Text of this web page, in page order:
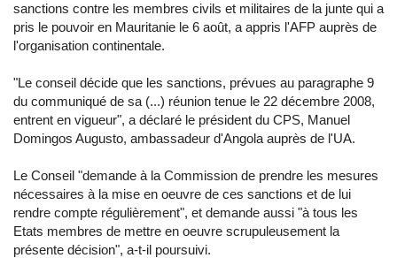
sanctions contre les membres civils et militaires de la junte qui a
pris le pouvoir en Mauritanie le 6 août, a appris l'AFP auprès de
l'organisation continentale.
"Le conseil décide que les sanctions, prévues au paragraphe 9
du communiqué de sa (...) réunion tenue le 22 décembre 2008,
entrent en vigueur", a déclaré le président du CPS, Manuel
Domingos Augusto, ambassadeur d'Angola auprès de l'UA.
Le Conseil "demande à la Commission de prendre les mesures
nécessaires à la mise en oeuvre de ces sanctions et de lui
rendre compte régulièrement", et demande aussi "à tous les
Etats membres de mettre en oeuvre scrupuleusement la
présente décision", a-t-il poursuivi.